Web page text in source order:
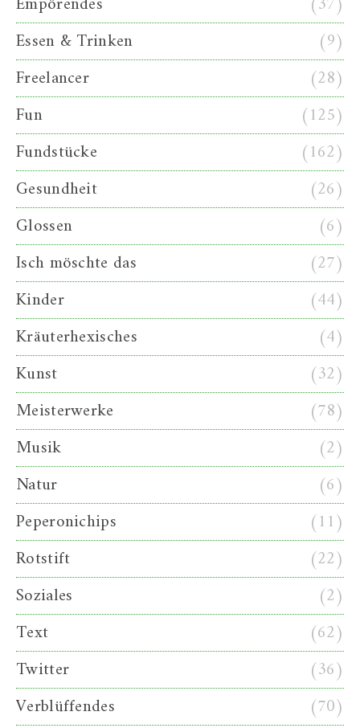
Essen & Trinken
(9)
Freelancer
(28)
Fun
(125)
Fundstücke
(162)
Gesundheit
(26)
Glossen
(6)
Isch möschte das
(27)
Kinder
(44)
Kräuterhexisches
(4)
Kunst
(32)
Meisterwerke
(78)
Musik
(2)
Natur
(6)
Peperonichips
(11)
Rotstift
(22)
Soziales
(2)
Text
(62)
Twitter
(36)
Verblüffendes
(70)